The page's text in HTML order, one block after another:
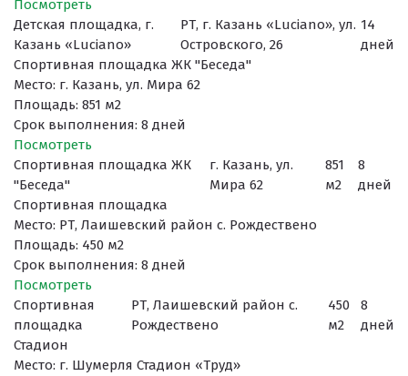
Поcмотреть
Детская площадка, г.
Казань «Luciano»
РТ, г. Казань «Luciano», ул.
Островского, 26
14
дней
Спортивная площадка ЖК "Беседа"
Место: г. Казань, ул. Мира 62
Площадь: 851 м2
Срок выполнения: 8 дней
Поcмотреть
Спортивная площадка ЖК
"Беседа"
г. Казань, ул.
Мира 62
851
м2
8
дней
Спортивная площадка
Место: РТ, Лаишевский район с. Рождествено
Площадь: 450 м2
Срок выполнения: 8 дней
Поcмотреть
Спортивная
площадка
РТ, Лаишевский район с.
Рождествено
450
м2
8
дней
Стадион
Место: г. Шумерля Стадион «Труд»